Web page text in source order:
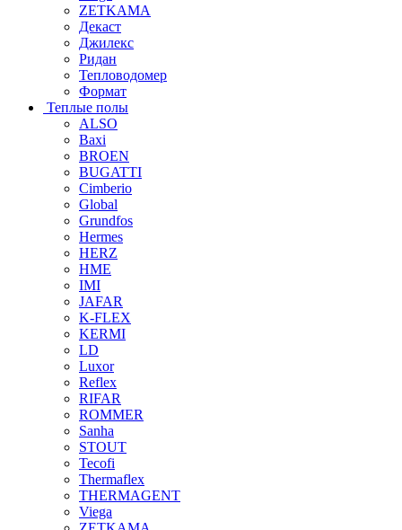
ZETKAMA
Декаст
Джилекс
Ридан
Тепловодомер
Формат
Теплые полы
ALSO
Baxi
BROEN
BUGATTI
Cimberio
Global
Grundfos
Hermes
HERZ
HME
IMI
JAFAR
K-FLEX
KERMI
LD
Luxor
Reflex
RIFAR
ROMMER
Sanha
STOUT
Tecofi
Thermaflex
THERMAGENT
Viega